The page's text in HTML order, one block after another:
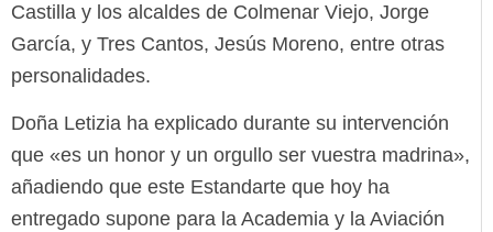
Castilla y los alcaldes de Colmenar Viejo, Jorge
García, y Tres Cantos, Jesús Moreno, entre otras
personalidades.
Doña Letizia ha explicado durante su intervención
que «es un honor y un orgullo ser vuestra madrina»,
añadiendo que este Estandarte que hoy ha
entregado supone para la Academia y la Aviación